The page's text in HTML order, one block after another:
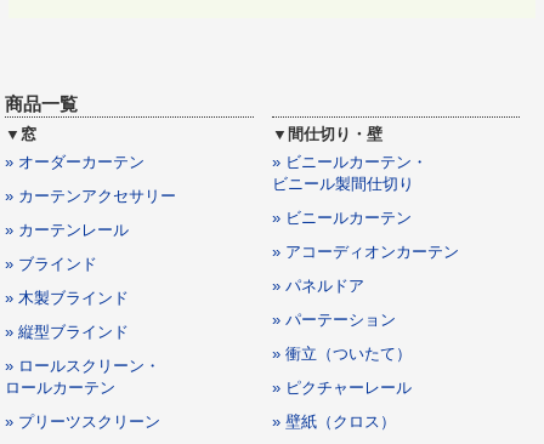
商品一覧
▼窓
» オーダーカーテン
» カーテンアクセサリー
» カーテンレール
» ブラインド
» 木製ブラインド
» 縦型ブラインド
» ロールスクリーン・
ロールカーテン
» プリーツスクリーン
▼間仕切り・壁
» ビニールカーテン・
ビニール製間仕切り
» ビニールカーテン
» アコーディオンカーテン
» パネルドア
» パーテーション
» 衝立（ついたて）
» ピクチャーレール
» 壁紙（クロス）